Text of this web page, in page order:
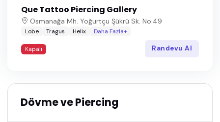
Que Tattoo Piercing Gallery
Osmanağa Mh. Yoğurtçu Şükrü Sk. No:49
Lobe Tragus Helix Daha Fazla+
Kapalı Randevu Al
Dövme ve Piercing